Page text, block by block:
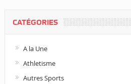
CATÉGORIES
A la Une
Athletisme
Autres Sports